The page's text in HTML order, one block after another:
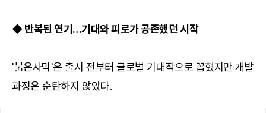
◆ 반복된 연기…기대와 피로가 공존했던 시작
'붉은사막'은 출시 전부터 글로벌 기대작으로 꼽혔지만 개발
과정은 순탄하지 않았다.